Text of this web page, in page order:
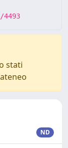
stati
ND